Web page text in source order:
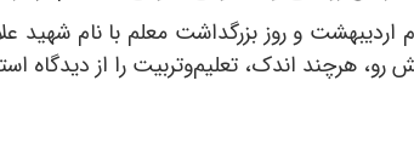
اردیبهشت و روز بزرگداشت معلم با نام
هرچند اندک، تعلیم‌و‌تربیت را از دیدگاه